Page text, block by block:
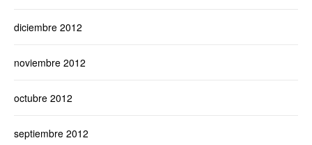
diciembre 2012
noviembre 2012
octubre 2012
septiembre 2012